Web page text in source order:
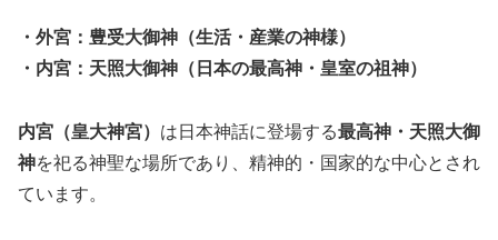
・外宮：豊受大御神（生活・産業の神様）
・内宮：天照大御神（日本の最高神・皇室の祖神）
内宮（皇大神宮） は日本神話に登場する最高神・天照大御
神を祀る神聖な場所であり、精神的・国家的な中心とされ
ています。